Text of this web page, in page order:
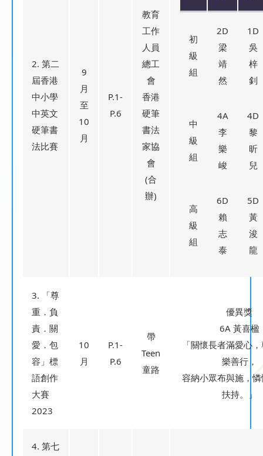
2. 第二
屆香港
中小學
中英文
硬筆書
法比賽
9
月
至
10
月
P.1-
P.6
教育
工作
人員
總工
會
香港
硬筆
書法
家協
會
(合
辦)
初
級
組
2D
梁
靖
然
1D
吳
梓
釗
中
級
組
4A
李
樂
峻
4D
黎
昕
兒
高
級
組
6D
賴
志
泰
5D
黃
浚
龍
3. 「尊
重．負
責．關
愛．包
容」標
語創作
大賽
2023
10
月
P.1-
P.6
帶
Teen
童路
優異獎
6A 黃喜楹
「關懷長者滿愛心
樂善行，
容納小眾布與施，
扶持。」
4. 第七